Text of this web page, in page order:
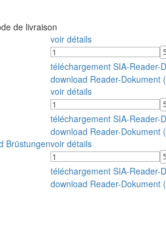
de livraison
voir détails
téléchargement SIA-Reader-
download Reader-Dokument
voir détails
téléchargement SIA-Reader-
download Reader-Dokument
Brüstungenvoir détails
téléchargement SIA-Reader-
download Reader-Dokument